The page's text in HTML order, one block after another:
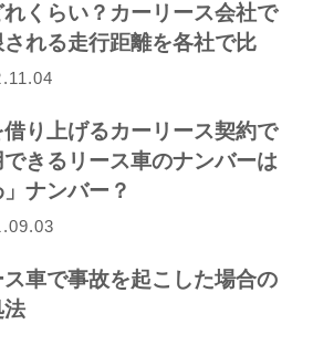
れくらい？カーリース会社で
れる走行距離を各社で比
り上げるカーリース契約で
きるリース車のナンバーは
」ナンバー？
ス車で事故を起こした場合の
法